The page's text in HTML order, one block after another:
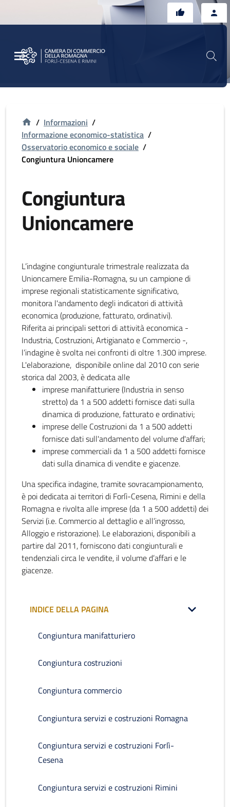
/ Informazioni /
Informazione economico-statistica /
Osservatorio economico e sociale /
Congiuntura Unioncamere
Congiuntura
Unioncamere
L’indagine congiunturale trimestrale realizzata da
Unioncamere Emilia-Romagna, su un campione di
imprese regionali statisticamente significativo,
monitora l'andamento degli indicatori di attività
economica (produzione, fatturato, ordinativi).
Riferita ai principali settori di attività economica -
Industria, Costruzioni, Artigianato e Commercio -,
l’indagine è svolta nei confronti di oltre 1.300 imprese.
L'elaborazione, disponibile online dal 2010 con serie
storica dal 2003, è dedicata alle
imprese manifatturiere (Industria in senso
stretto) da 1 a 500 addetti fornisce dati sulla
dinamica di produzione, fatturato e ordinativi;
imprese delle Costruzioni da 1 a 500 addetti
fornisce dati sull'andamento del volume d'affari;
imprese commerciali da 1 a 500 addetti fornisce
dati sulla dinamica di vendite e giacenze.
Una specifica indagine, tramite sovracampionamento,
è poi dedicata ai territori di Forlì-Cesena, Rimini e della
Romagna e rivolta alle imprese (da 1 a 500 addetti) dei
Servizi (i.e. Commercio al dettaglio e all’ingrosso,
Alloggio e ristorazione). Le elaborazioni, disponibili a
partire dal 2011, forniscono dati congiunturali e
tendenziali circa le vendite, il volume d’affari e le
giacenze.
INDICE DELLA PAGINA
Congiuntura manifatturiero
Congiuntura costruzioni
Congiuntura commercio
Congiuntura servizi e costruzioni Romagna
Congiuntura servizi e costruzioni Forlì-
Cesena
Congiuntura servizi e costruzioni Rimini